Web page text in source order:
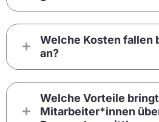
Welche Kosten fallen
an?
Welche Vorteile
Mitarbeiter*innen